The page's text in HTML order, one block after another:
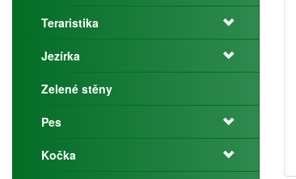
Teraristika
Jezírka
Zelené stěny
Pes
Kočka